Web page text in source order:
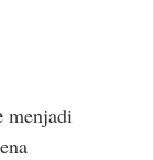
menjadi